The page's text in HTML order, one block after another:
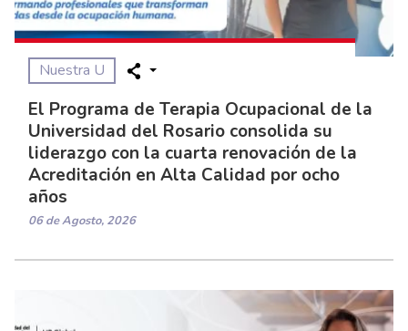
Nuestra U
El Programa de Terapia Ocupacional de la
Universidad del Rosario consolida su
liderazgo con la cuarta renovación de la
Acreditación en Alta Calidad por ocho
años
06 de Agosto, 2026